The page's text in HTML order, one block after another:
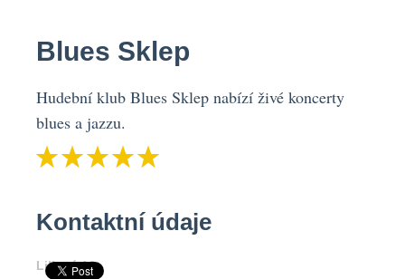
Blues Sklep
Hudební klub Blues Sklep nabízí živé koncerty
blues a jazzu.
Kontaktní údaje
Liliová 10